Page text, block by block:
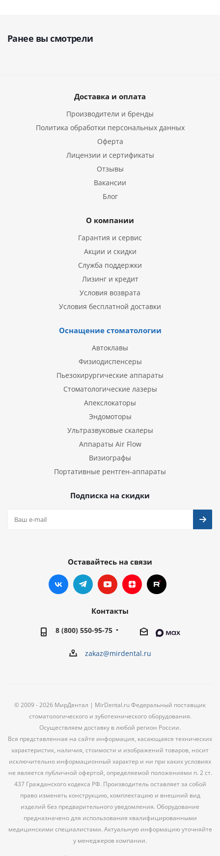
Ранее вы смотрели
Доставка и оплата
Производители и бренды
Политика обработки персональных данных
Оферта
Лицензии и сертификаты
Отзывы
Вакансии
Блог
О компании
Гарантия и сервис
Акции и скидки
Служба поддержки
Лизинг и кредит
Условия возврата
Условия бесплатной доставки
Оснащение стоматологии
Автоклавы
Физиодиспенсеры
Пьезохирургические аппараты
Стоматологические лазеры
Апекслокаторы
Эндомоторы
Ультразвуковые скалеры
Аппараты Air Flow
Визиографы
Портативные рентген-аппараты
Подписка на скидки
Оставайтесь на связи
Контакты
8 (800) 550-95-75
zakaz@mirdental.ru
© 2009 - 2026 МирДентал | MirDental.ru Федеральный поставщик
стоматологического и зуботехнического оборудования.
Осуществляем доставку в любой регион России.
Вся представленная на сайте информация, касающаяся технических
характеристик, наличия, стоимости и изображений товаров, носит
исключительно информационный характер и ни при каких условиях
не является публичной офертой, определяемой положениями п. 2 ст.
437 Гражданского кодекса РФ. Производитель оставляет за собой
право изменять конструкцию, комплектацию и внешний вид
изделий без предварительного уведомления. Оборудование
предназначено для использования квалифицированными
медицинскими специалистами. Актуальную информацию уточняйте
у менеджеров компании.